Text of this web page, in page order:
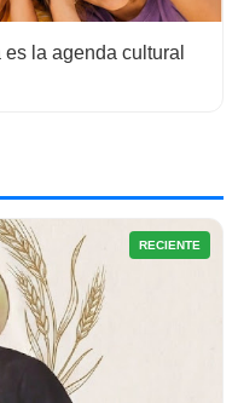
la agenda cultural
RECIENTE